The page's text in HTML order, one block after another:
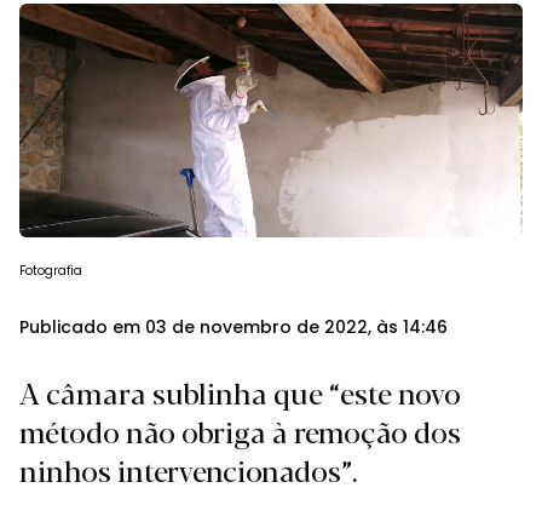
Fotografia
Publicado em 03 de novembro de 2022, às 14:46
A câmara sublinha que “este novo
método não obriga à remoção dos
ninhos intervencionados”.